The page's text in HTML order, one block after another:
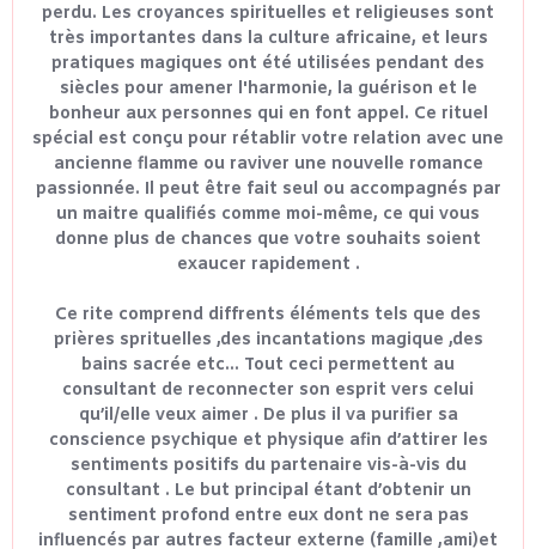
perdu. Les croyances spirituelles et religieuses sont
très importantes dans la culture africaine, et leurs
pratiques magiques ont été utilisées pendant des
siècles pour amener l'harmonie, la guérison et le
bonheur aux personnes qui en font appel. Ce rituel
spécial est conçu pour rétablir votre relation avec une
ancienne flamme ou raviver une nouvelle romance
passionnée. Il peut être fait seul ou accompagnés par
un maitre qualifiés comme moi-même, ce qui vous
donne plus de chances que votre souhaits soient
exaucer rapidement .
Ce rite comprend diffrents éléments tels que des
prières sprituelles ,des incantations magique ,des
bains sacrée etc... Tout ceci permettent au
consultant de reconnecter son esprit vers celui
qu’il/elle veux aimer . De plus il va purifier sa
conscience psychique et physique afin d’attirer les
sentiments positifs du partenaire vis-à-vis du
consultant . Le but principal étant d’obtenir un
sentiment profond entre eux dont ne sera pas
influencés par autres facteur externe (famille ,ami)et